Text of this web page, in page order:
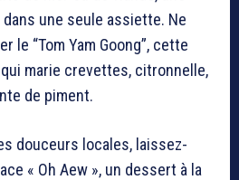
une seule assiette. Ne
le “Tom Yam Goong”, cette
marie crevettes, citronnelle,
de piment.
douceurs locales, laissez-
« Oh Aew », un dessert à la